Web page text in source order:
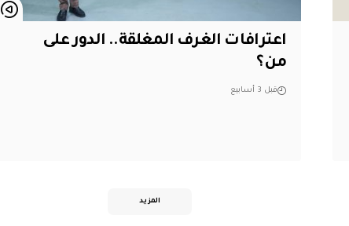
اعترافات الغرف المغلقة.. الدور على
من؟
قبل 3 أسابيع
المزيد